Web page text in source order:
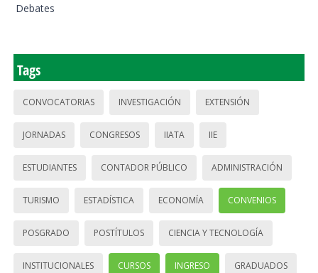
Debates
Tags
CONVOCATORIAS INVESTIGACIÓN EXTENSIÓN
JORNADAS CONGRESOS IIATA IIE
ESTUDIANTES CONTADOR PÚBLICO ADMINISTRACIÓN
TURISMO ESTADÍSTICA ECONOMÍA CONVENIOS
POSGRADO POSTÍTULOS CIENCIA Y TECNOLOGÍA
INSTITUCIONALES CURSOS INGRESO GRADUADOS